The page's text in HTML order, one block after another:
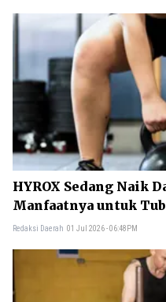
HYROX Sedang Naik
Manfaatnya untuk
Redaksi Daerah 01 Jul 2026 - 06:48PM